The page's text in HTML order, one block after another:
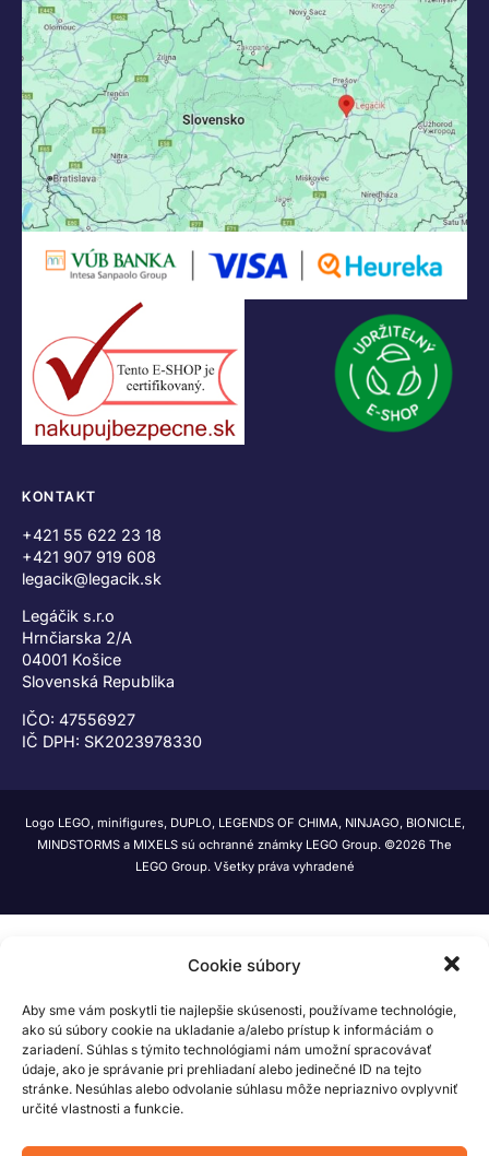
Cookie súbory
Aby sme vám poskytli tie najlepšie skúsenosti, používame technológie,
ako sú súbory cookie na ukladanie a/alebo prístup k informáciám o
zariadení. Súhlas s týmito technológiami nám umožní spracovávať
údaje, ako je správanie pri prehliadaní alebo jedinečné ID na tejto
stránke. Nesúhlas alebo odvolanie súhlasu môže nepriaznivo ovplyvniť
určité vlastnosti a funkcie.
KONTAKT
+421 55 622 23 18
+421 907 919 608
legacik@legacik.sk
Legáčik s.r.o
Hrnčiarska 2/A
04001 Košice
Slovenská Republika
IČO: 47556927
IČ DPH: SK2023978330
Logo LEGO, minifigures, DUPLO, LEGENDS OF CHIMA, NINJAGO, BIONICLE,
MINDSTORMS a MIXELS sú ochranné známky LEGO Group. ©2026 The
LEGO Group. Všetky práva vyhradené